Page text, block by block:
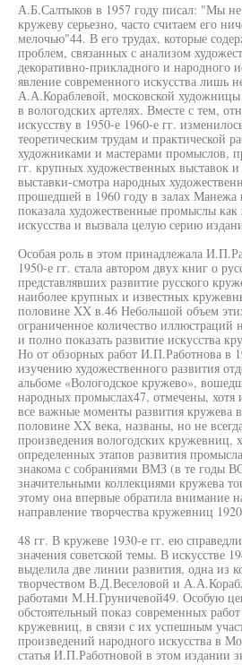
А.Б.Салтыков в 1957 году писал: "Мы
кружеву серьезно, часто считаем его
мелочью"44. В его трудах, которые
проблем, связанных с анализом
декоративно-прикладного и народного
явление современного искусства лишь
А.А.Кораблевой, московской
в вологодских артелях. Вместе с тем,
искусству в 1950-е 1960-е гг.
теоретическим трудам и практической
художниками и мастерами промыслов,
гг. крупных художественных выставок
выставки-смотра народных
прошедшей в 1960 году в залах Манежа
показала художественные промыслы
искусства и вызвала целую серию
Особая роль в этом принадлежала
1950-е гг. стала автором двух книг о
представлявших развитие русского
наиболее крупных и известных
половине XX в.46 Небольшой объем
ограниченное количество иллюстраций
и полно показать развитие искусства
Но от обзорных работ И.П.Работнова в
изучению художественного развития
альбоме «Вологодское кружево»,
народных промыслах47, отмечены, хотя
все важные моменты развития кружева
половине XX века, названы, но не
произведения вологодских кружевниц,
определенных этапов развития
знакома с собраниями ВМЗ (в те
значительными коллекциями кружева
этому она впервые обратила внимание
направление творчества кружевниц
48 гг. В кружеве 1930-е гг. ею
значения советской темы. В искусстве
выделила две линии развития, одна из
творчеством В.Д.Веселовой и
работами М.Н.Груничевой49. Особую
обстоятельный показ современных
кружевниц, в связи с их успешным
произведений народного искусства в
статья И.П.Работновой в этом издании